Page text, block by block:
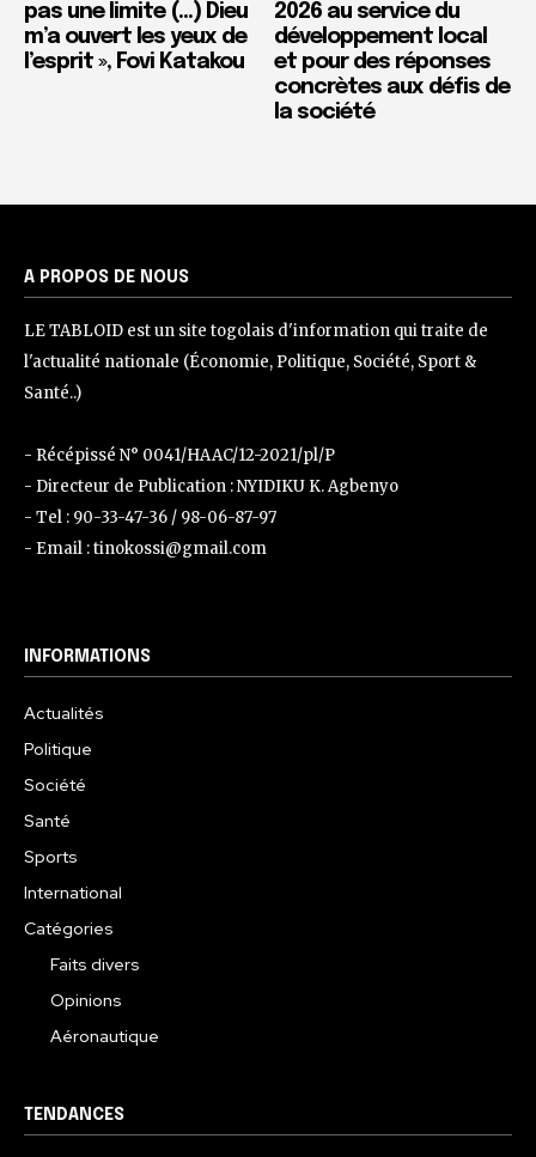
pas une limite (…) Dieu
m’a ouvert les yeux de
l’esprit », Fovi Katakou
2026 au service du
développement local
et pour des réponses
concrètes aux défis de
la société
A PROPOS DE NOUS
LE TABLOID est un site togolais d'information qui traite de
l'actualité nationale (Économie, Politique, Société, Sport &
Santé..)
- Récépissé N° 0041/HAAC/12-2021/pl/P
- Directeur de Publication : NYIDIKU K. Agbenyo
- Tel : 90-33-47-36 / 98-06-87-97
- Email : tinokossi@gmail.com
INFORMATIONS
Actualités
Politique
Société
Santé
Sports
International
Catégories
Faits divers
Opinions
Aéronautique
TENDANCES